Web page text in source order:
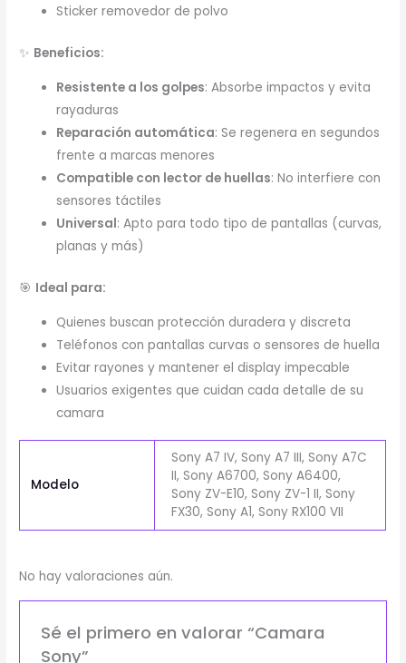
Sticker removedor de polvo
✨ Beneficios:
Resistente a los golpes: Absorbe impactos y evita
rayaduras
Reparación automática: Se regenera en segundos
frente a marcas menores
Compatible con lector de huellas: No interfiere con
sensores táctiles
Universal: Apto para todo tipo de pantallas (curvas,
planas y más)
🎯 Ideal para:
Quienes buscan protección duradera y discreta
Teléfonos con pantallas curvas o sensores de huella
Evitar rayones y mantener el display impecable
Usuarios exigentes que cuidan cada detalle de su
camara
Modelo
Sony A7 IV, Sony A7 III, Sony A7C
II, Sony A6700, Sony A6400,
Sony ZV-E10, Sony ZV-1 II, Sony
FX30, Sony A1, Sony RX100 VII
No hay valoraciones aún.
Sé el primero en valorar “Camara
Sony”